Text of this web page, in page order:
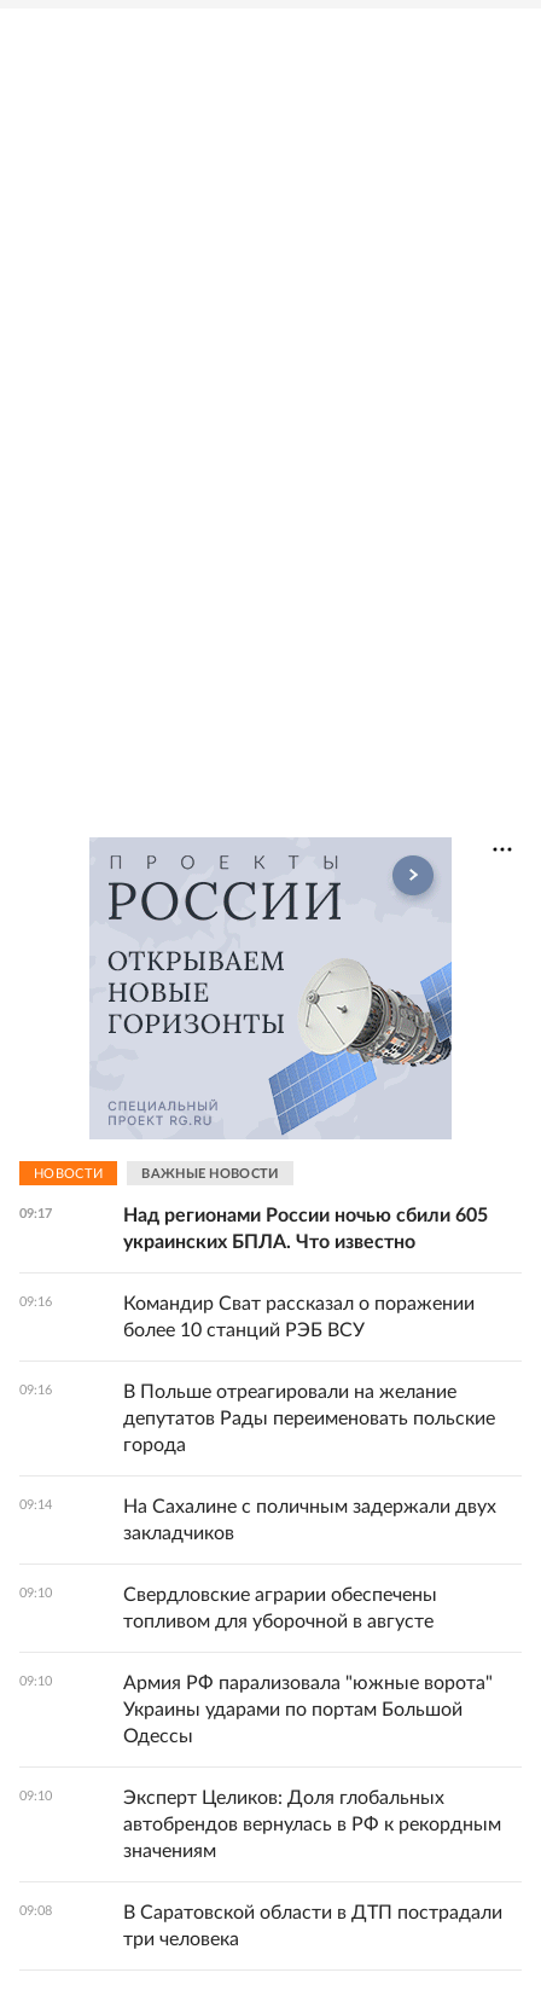
НОВОСТИ ВАЖНЫЕ НОВОСТИ
09:17
Над регионами России ночью сбили 605
украинских БПЛА. Что известно
09:16
Командир Сват рассказал о поражении
более 10 станций РЭБ ВСУ
09:16
В Польше отреагировали на желание
депутатов Рады переименовать польские
города
09:14
На Сахалине с поличным задержали двух
закладчиков
09:10
Свердловские аграрии обеспечены
топливом для уборочной в августе
09:10
Армия РФ парализовала "южные ворота"
Украины ударами по портам Большой
Одессы
09:10
Эксперт Целиков: Доля глобальных
автобрендов вернулась в РФ к рекордным
значениям
09:08
В Саратовской области в ДТП пострадали
три человека